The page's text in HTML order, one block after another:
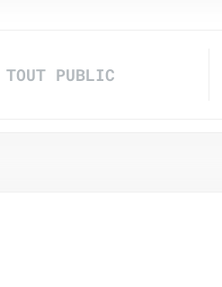
TOUT PUBLIC